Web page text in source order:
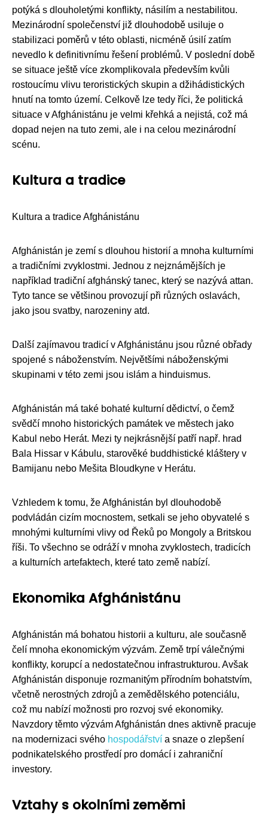
potýká s dlouholetými konflikty, násilím a nestabilitou.
Mezinárodní společenství již dlouhodobě usiluje o
stabilizaci poměrů v této oblasti, nicméně úsilí zatím
nevedlo k definitivnímu řešení problémů. V poslední době
se situace ještě více zkomplikovala především kvůli
rostoucímu vlivu teroristických skupin a džihádistických
hnutí na tomto území. Celkově lze tedy říci, že politická
situace v Afghánistánu je velmi křehká a nejistá, což má
dopad nejen na tuto zemi, ale i na celou mezinárodní
scénu.
Kultura a tradice
Kultura a tradice Afghánistánu
Afghánistán je zemí s dlouhou historií a mnoha kulturními
a tradičními zvyklostmi. Jednou z nejznámějších je
například tradiční afghánský tanec, který se nazývá attan.
Tyto tance se většinou provozují při různých oslavách,
jako jsou svatby, narozeniny atd.
Další zajímavou tradicí v Afghánistánu jsou různé obřady
spojené s náboženstvím. Největšími náboženskými
skupinami v této zemi jsou islám a hinduismus.
Afghánistán má také bohaté kulturní dědictví, o čemž
svědčí mnoho historických památek ve městech jako
Kabul nebo Herát. Mezi ty nejkrásnější patří např. hrad
Bala Hissar v Kábulu, starověké buddhistické kláštery v
Bamijanu nebo Mešita Bloudkyne v Herátu.
Vzhledem k tomu, že Afghánistán byl dlouhodobě
podvládán cizím mocnostem, setkali se jeho obyvatelé s
mnohými kulturními vlivy od Řeků po Mongoly a Britskou
říši. To všechno se odráží v mnoha zvyklostech, tradicích
a kulturních artefaktech, které tato země nabízí.
Ekonomika Afghánistánu
Afghánistán má bohatou historii a kulturu, ale současně
čelí mnoha ekonomickým výzvám. Země trpí válečnými
konflikty, korupcí a nedostatečnou infrastrukturou. Avšak
Afghánistán disponuje rozmanitým přírodním bohatstvím,
včetně nerostných zdrojů a zemědělského potenciálu,
což mu nabízí možnosti pro rozvoj své ekonomiky.
Navzdory těmto výzvám Afghánistán dnes aktivně pracuje
na modernizaci svého hospodářství a snaze o zlepšení
podnikatelského prostředí pro domácí i zahraniční
investory.
Vztahy s okolními zeměmi